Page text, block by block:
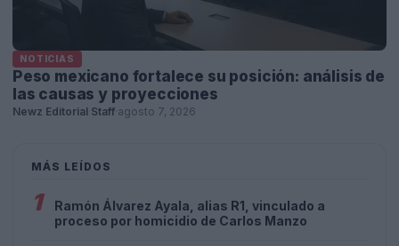
NOTICIAS
Peso mexicano fortalece su posición: análisis de
las causas y proyecciones
Newz Editorial Staff agosto 7, 2026
MÁS LEÍDOS
1
Ramón Álvarez Ayala, alias R1, vinculado a
proceso por homicidio de Carlos Manzo